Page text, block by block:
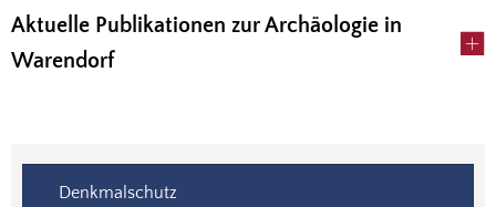
Aktuelle Publikationen zur Archäologie in
Warendorf
Denkmalschutz